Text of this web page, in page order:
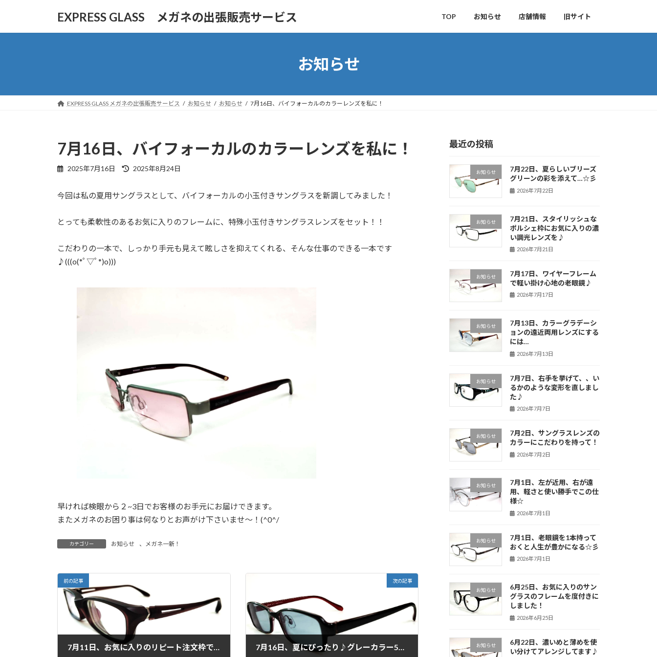
EXPRESS GLASS メガネの出張販売サービス TOP お知らせ 店舗情報 旧サイト
お知らせ
EXPRESS GLASS メガネの出張販売サービス お知らせ お知らせ 7月16日、バイフォーカルのカラーレンズを私に！
7月16日、バイフォーカルのカラーレンズを私に！
2025年7月16日
最
新
時
:
2025年8月24日
今回は私の夏用サングラスとして、バイフォーカルの小玉付きサングラスを新調してみました！
とっても柔軟性のあるお気に入りのフレームに、特殊小玉付きサングラスレンズをセット！！
こだわりの一本で、しっかり手元も見えて眩しさを抑えてくれる、そんな仕事のできる一本です
♪(((o(*ﾟ▽ﾟ*)o)))
早ければ検眼から２~3日でお客様のお手元にお届けできます。
またメガネのお困り事は何なりとお声がけ下さいませ～！(^0^/
カテゴリー お知らせ 、 メガネ一新！
前の記事 次の記事
最近の投稿
お知らせ
7月22日、夏らしいブリーズ
グリーンの彩を添えて…☆彡
2026年7月22日
お知らせ
7月21日、スタイリッシュな
ポルシェ枠にお気に入りの濃
い調光レンズを♪
2026年7月21日
お知らせ
7月17日、ワイヤーフレーム
で軽い掛け心地の老眼鏡♪
2026年7月17日
お知らせ
7月13日、カラーグラデーシ
ョンの遠近両用レンズにする
には…
2026年7月13日
お知らせ
7月7日、右手を挙げて、、い
るかのような変形を直しまし
た♪
2026年7月7日
お知らせ
7月2日、サングラスレンズの
カラーにこだわりを持って！
2026年7月2日
お知らせ
7月1日、左が近用、右が遠
用、軽さと使い勝手でこの仕
様☆
2026年7月1日
お知らせ
7月1日、老眼鏡を1本持って
おくと人生が豊かになる☆彡
2026年7月1日
お知らせ
6月25日、お気に入りのサン
グラスのフレームを度付きに
しました！
2026年6月25日
お知らせ
6月22日、濃いめと薄めを使
い分けてアレンジしてます♪